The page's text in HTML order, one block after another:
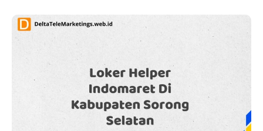
e
b
o
o
k
a
t
s
A
p
p
g
a
m
k
e